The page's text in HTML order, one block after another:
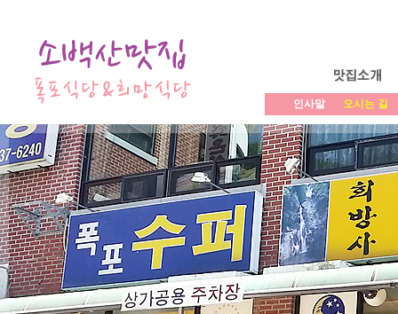
인사말 오시는 길